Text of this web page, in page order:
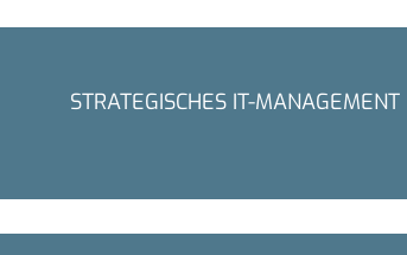
STRATEGISCHES IT-MANAGEMENT